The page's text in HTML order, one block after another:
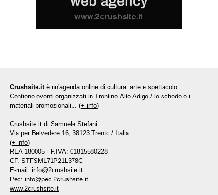
Crushsite.it è un'agenda online di cultura, arte e spettacolo.
Contiene eventi organizzati in Trentino-Alto Adige / le schede e i
materiali promozionali... (+ info)
Crushsite.it di Samuele Stefani
Via per Belvedere 16, 38123 Trento / Italia
(+ info)
REA 180005 - P.IVA: 01815580228
CF. STFSML71P21L378C
E-mail: info@2crushsite.it
Pec: info@pec.2crushsite.it
www.2crushsite.it